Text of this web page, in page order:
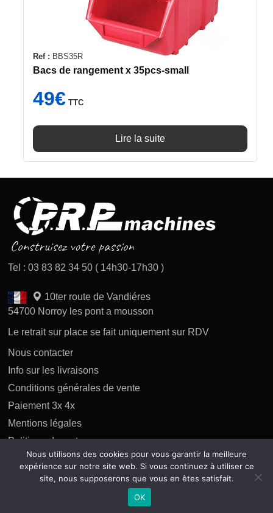
Ref : BBS35R
Bacs de rangement x 35pcs-small
49€ TTC
Lire la suite
Tel : 03 83 82 34 50 ( 14h30-17h30 )
10ter route de Vandiéres
54700 Norroy les pont a mousson
Le retrait sur place se fait uniquement sur RDV
Nous contacter
Info sur les livraisons
Conditions générales de vente
Paiement 3x 4x
Mentions légales
Politique des retours
Politique de confidentialité
Copyright 2026 tous droits réservés AP Difusion
Nous utilisons des cookies pour vous garantir la meilleure
expérience sur notre site web. Si vous continuez à utiliser ce
site, nous supposerons que vous en êtes satisfait.
OK